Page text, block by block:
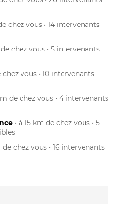
chez vous • 14 intervenants
de chez vous • 5 intervenants
chez vous • 10 intervenants
de chez vous • 4 intervenants
• à 15 km de chez vous • 5
de chez vous • 16 intervenants